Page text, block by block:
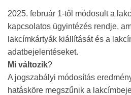
2025. február 1-től módosult a
kapcsolatos ügyintézés rendje,
lakcímkártyák kiállítását és a
adatbejelentéseket.
Mi változik?
A jogszabályi módosítás
hatásköre megszűnik a